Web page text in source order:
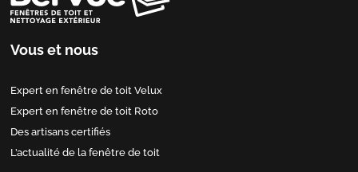
Vous et nous
Expert en fenêtre de toit Velux
Expert en fenêtre de toit Roto
Des artisans certifiés
L’actualité de la fenêtre de toit